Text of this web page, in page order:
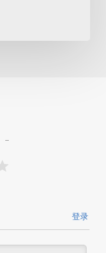
登录